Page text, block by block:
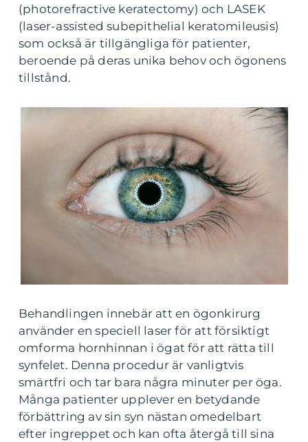
(photorefractive keratectomy) och LASEK
(laser-assisted subepithelial keratomileusis)
som också är tillgängliga för patienter,
beroende på deras unika behov och ögonens
tillstånd.
Behandlingen innebär att en ögonkirurg
använder en speciell laser för att försiktigt
omforma hornhinnan i ögat för att rätta till
synfelet. Denna procedur är vanligtvis
smärtfri och tar bara några minuter per öga.
Många patienter upplever en betydande
förbättring av sin syn nästan omedelbart
efter ingreppet och kan ofta återgå till sina